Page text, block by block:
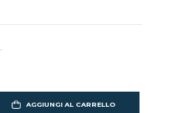
AGGIUNGI AL CARRELLO